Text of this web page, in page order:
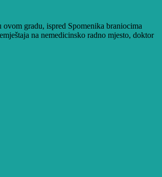
gradu, ispred Spomenika braniocima
na nemedicinsko radno mjesto, doktor